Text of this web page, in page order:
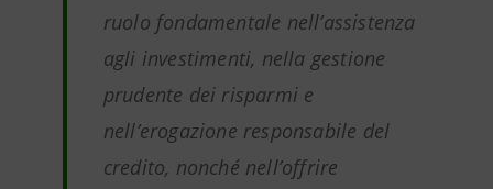
ruolo fondamentale nell’assistenza
agli investimenti, nella gestione
prudente dei risparmi e
nell’erogazione responsabile del
credito, nonché nell’offrire